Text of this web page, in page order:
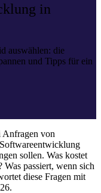
in
auswählen: die
und Tipps für ein
Anfragen von
sollen. Was kostet
Was passiert, wenn sich
diese Fragen mit